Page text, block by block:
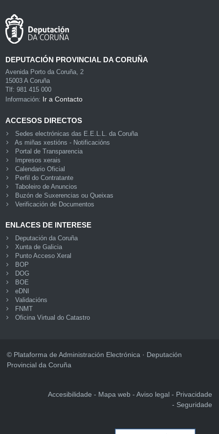
DEPUTACIÓN PROVINCIAL DA CORUÑA
Avenida Porto da Coruña, 2
15003 A Coruña
Tlf: 981 415 000
Información: Ir a Contacto
ACCESOS DIRECTOS
Sedes electrónicas das E.E.L.L. da Coruña
As miñas xestións - Notificacións
Portal de Transparencia
Impresos xerais
Calendario Oficial
Perfil do Contratante
Taboleiro de Anuncios
Buzón de Suxerencias ou Queixas
Verificación de Documentos
ENLACES DE INTERESE
Deputación da Coruña
Xunta de Galicia
Punto Acceso Xeral
BOP
DOG
BOE
eDNI
Validacións
FNMT
Oficina Virtual do Catastro
© Plataforma de Administración Electrónica · Deputación
Provincial da Coruña
Accesibilidade Mapa web Aviso legal
Privacidade
Seguridade